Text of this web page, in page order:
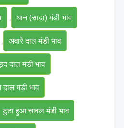
, धान (सादा) मंडी भाव
, अवारे दाल मंडी भाव
दाल मंडी भाव
दाल मंडी भाव
टुटा हुआ चावल मंडी भाव